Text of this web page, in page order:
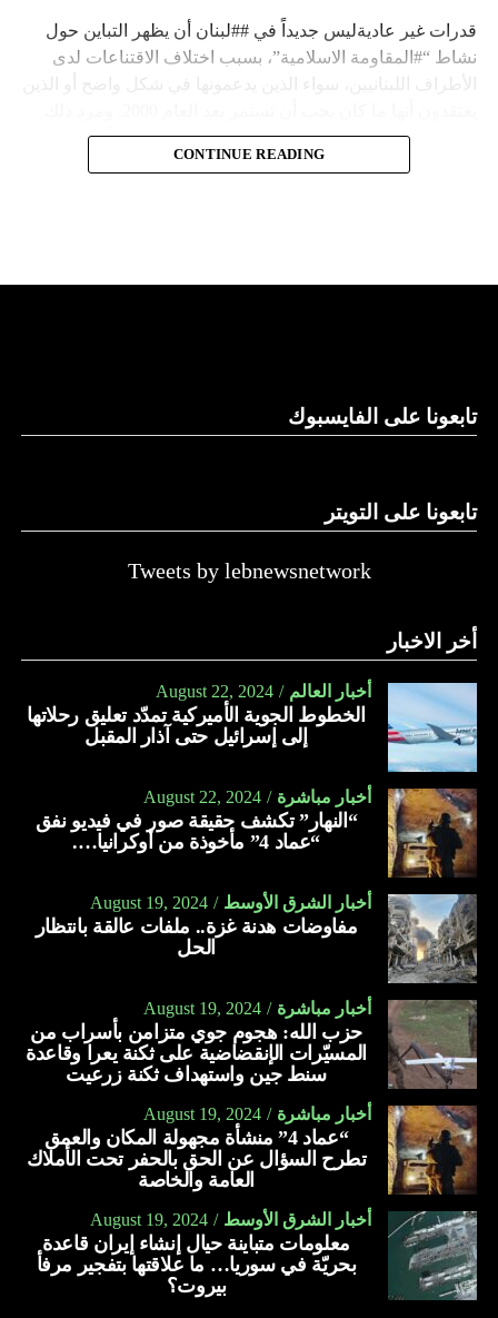
قدرات غير عاديةليس جديداً في ##لبنان أن يظهر التباين حول
نشاط “#المقاومة الاسلامية”، بسبب اختلاف الاقتناعات لدى
الأطراف اللبنانيين، سواء الذين يدعمونها في شكل واضح أو الذين
إلى أن المقاومة ضد الاحتلال الإسرائيلي لم تكن يوماً محط
إجماع داخلي، وإن كانت القوى اللبنانية المؤمنة بالصراع ضد
النهار
CONTINUE READING
تابعونا على الفايسبوك
تابعونا على التويتر
Tweets by lebnewsnetwork
أخر الاخبار
أخبار العالم August 22, 2024
الخطوط الجوية الأميركية تمدّد تعليق رحلاتها
إلى إسرائيل حتى آذار المقبل
أخبار مباشرة August 22, 2024
“النهار” تكشف حقيقة صور في فيديو نفق
“عماد 4” مأخوذة من أوكرانيا….
أخبار الشرق الأوسط August 19, 2024
مفاوضات هدنة غزة.. ملفات عالقة بانتظار
الحل
أخبار مباشرة August 19, 2024
حزب الله: هجوم جوي متزامن بأسراب من
المسيّرات الإنقضاضية على ثكنة يعرا وقاعدة
سنط جين واستهداف ثكنة زرعيت
أخبار مباشرة August 19, 2024
“عماد 4” منشأة مجهولة المكان والعمق
تطرح السؤال عن الحق بالحفر تحت الأملاك
العامة والخاصة
أخبار الشرق الأوسط August 19, 2024
معلومات متباينة حيال إنشاء إيران قاعدة
بحريّة في سوريا… ما علاقتها بتفجير مرفأ
بيروت؟